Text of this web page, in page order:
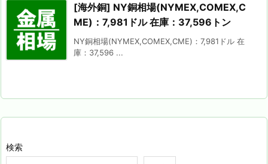
[海外銅] NY銅相場(NYMEX,COMEX,C
ME)：7,981ドル 在庫：37,596トン
NY銅相場(NYMEX,COMEX,CME)：7,981ドル 在
庫：37,596 ...
検索